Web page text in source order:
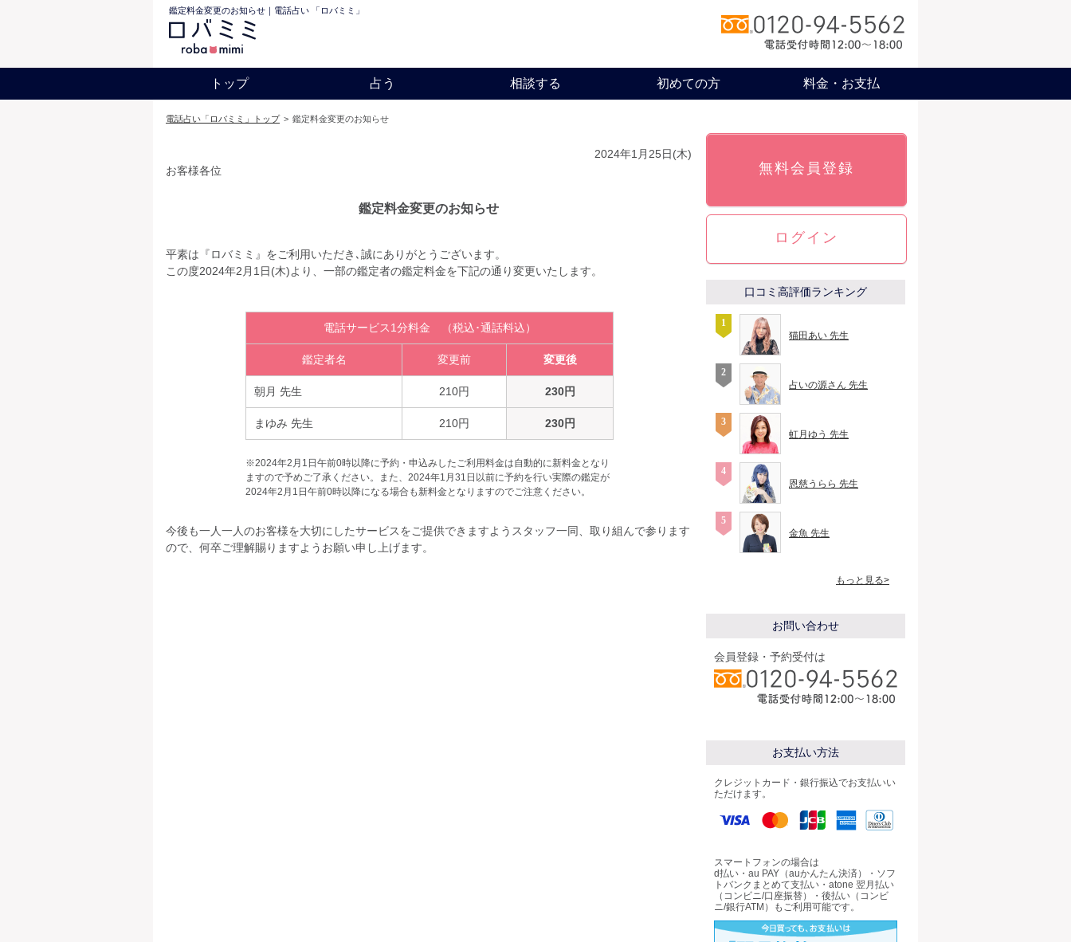
鑑定料金変更のお知らせ｜電話占い 「ロバミミ」
トップ 占う 相談する 初めての方 料金・お支払
電話占い「ロバミミ」トップ > 鑑定料金変更のお知らせ
2024年1月25日(木)
お客様各位
鑑定料金変更のお知らせ
平素は『ロバミミ』をご利用いただき､誠にありがとうございます。
この度2024年2月1日(木)より、一部の鑑定者の鑑定料金を下記の通り変更いたします。
電話サービス1分料金 （税込･通話料込）
鑑定者名 変更前 変更後
朝月 先生 210円 230円
まゆみ 先生 210円 230円
※2024年2月1日午前0時以降に予約・申込みしたご利用料金は自動的に新料金となり
ますので予めご了承ください。また、2024年1月31日以前に予約を行い実際の鑑定が
2024年2月1日午前0時以降になる場合も新料金となりますのでご注意ください。
今後も一人一人のお客様を大切にしたサービスをご提供できますようスタッフ一同、取り組んで参ります
ので、何卒ご理解賜りますようお願い申し上げます。
無料会員登録
ログイン
口コミ高評価ランキング
猫田あい 先生
占いの源さん 先生
虹月ゆう 先生
恩慈うらら 先生
金魚 先生
もっと見る>
お問い合わせ
会員登録・予約受付は
お支払い方法
クレジットカード・銀行振込でお支払いい
ただけます。
スマートフォンの場合は
d払い・au PAY（auかんたん決済）・ソフ
トバンクまとめて支払い・atone 翌月払い
（コンビニ/口座振替）・後払い（コンビ
ニ/銀行ATM）もご利用可能です。